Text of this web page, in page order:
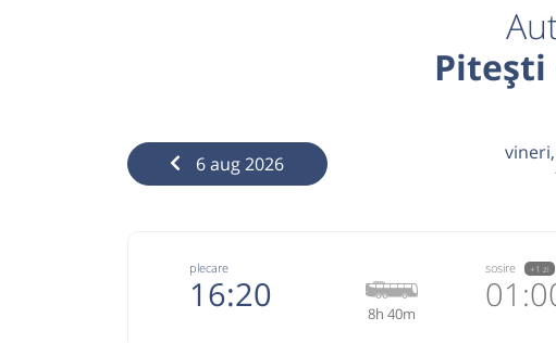
6 aug 2026 vineri,
plecare
16:20 8h 40m
sosire +1 zi